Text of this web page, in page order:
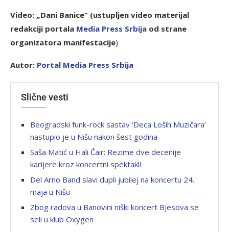
Video: „Dani Banice“ (ustupljen video materijal
redakciji portala Media Press Srbija od strane
organizatora manifestacije)
Autor: Portal Media Press Srbija
Slične vesti
Beogradski funk-rock sastav ‘Deca Loših Muzičara’
nastupio je u Nišu nakon šest godina
Saša Matić u Hali Čair: Rezime dve decenije
karijere kroz koncertni spektakl!
Del Arno Band slavi dupli jubilej na koncertu 24.
maja u Nišu
Zbog radova u Banovini niški koncert Bjesova se
seli u klub Oxygen